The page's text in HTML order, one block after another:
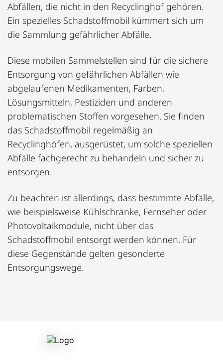
Abfällen, die nicht in den Recyclinghof gehören.
Ein spezielles Schadstoffmobil kümmert sich um
die Sammlung gefährlicher Abfälle.
Diese mobilen Sammelstellen sind für die sichere
Entsorgung von gefährlichen Abfällen wie
abgelaufenen Medikamenten, Farben,
Lösungsmitteln, Pestiziden und anderen
problematischen Stoffen vorgesehen. Sie finden
das Schadstoffmobil regelmäßig an
Recyclinghöfen, ausgerüstet, um solche speziellen
Abfälle fachgerecht zu behandeln und sicher zu
entsorgen.
Zu beachten ist allerdings, dass bestimmte Abfälle,
wie beispielsweise Kühlschränke, Fernseher oder
Photovoltaikmodule, nicht über das
Schadstoffmobil entsorgt werden können. Für
diese Gegenstände gelten gesonderte
Entsorgungswege.